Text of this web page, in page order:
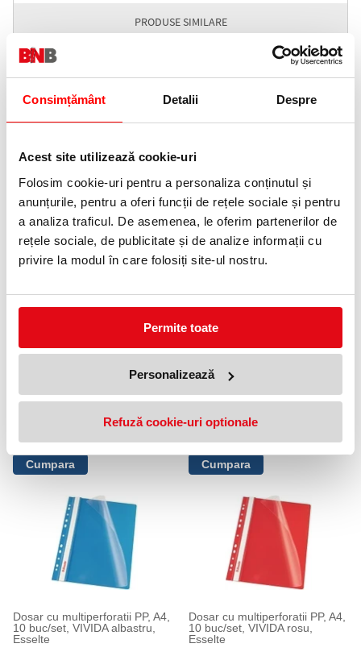
Consimțământ Detalii Despre
Acest site utilizează cookie-uri
Folosim cookie-uri pentru a personaliza conținutul și
anunțurile, pentru a oferi funcții de rețele sociale și pentru
a analiza traficul. De asemenea, le oferim partenerilor de
rețele sociale, de publicitate și de analize informații cu
privire la modul în care folosiți site-ul nostru.
Permite toate
Personalizează
Refuză cookie-uri optionale
PRODUSE SIMILARE
Caiet mecanic VIVIDA, PP/PP,
partial reciclat, certificare FSC,
A4, mecanism 2RR, inel 25 mm,
Esselte negru
29,35 lei(pret cu TVA)
Caiet mecanic VIVIDA, PP/PP,
partial reciclat, certificare FSC,
A5, mecanism 2RR, inel 25
mm, Esselte albastru
38,04 lei(pret cu TVA)
Dosar cu multiperforatii PP, A4,
44,51 lei(pret cu TVA)
Dosar cu multiperforatii PP, A4,
Esselte
44,51 lei(pret cu TVA)
Dosar cu multiperforatii PP, A4,
10 buc/set, VIVIDA albastru,
Esselte
Dosar cu multiperforatii PP, A4,
10 buc/set, VIVIDA rosu,
Esselte